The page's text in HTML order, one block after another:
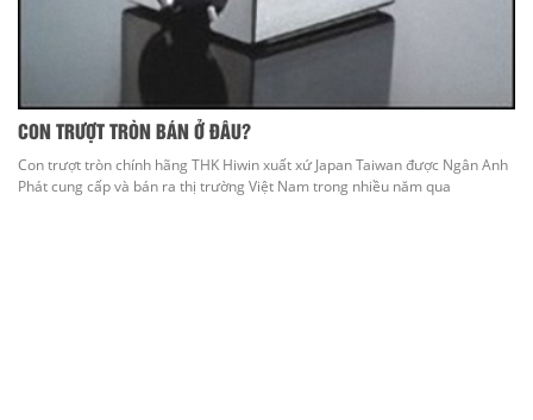
CON TRƯỢT TRÒN BÁN Ở ĐÂU?
Con trượt tròn chính hãng THK Hiwin xuất xứ Japan Taiwan được Ngân Anh
Phát cung cấp và bán ra thị trường Việt Nam trong nhiều năm qua